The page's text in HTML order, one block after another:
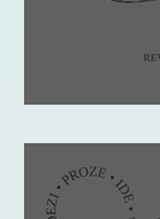
Fatmir